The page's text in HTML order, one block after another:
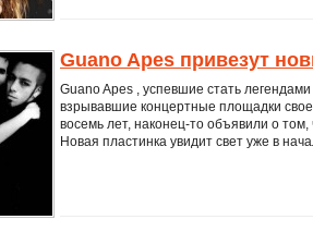
Guano Apes привезут
Guano Apes , успевшие стать
взрывавшие концертные площадки
восемь лет, наконец-то объявили о том,
Новая пластинка увидит свет уже в